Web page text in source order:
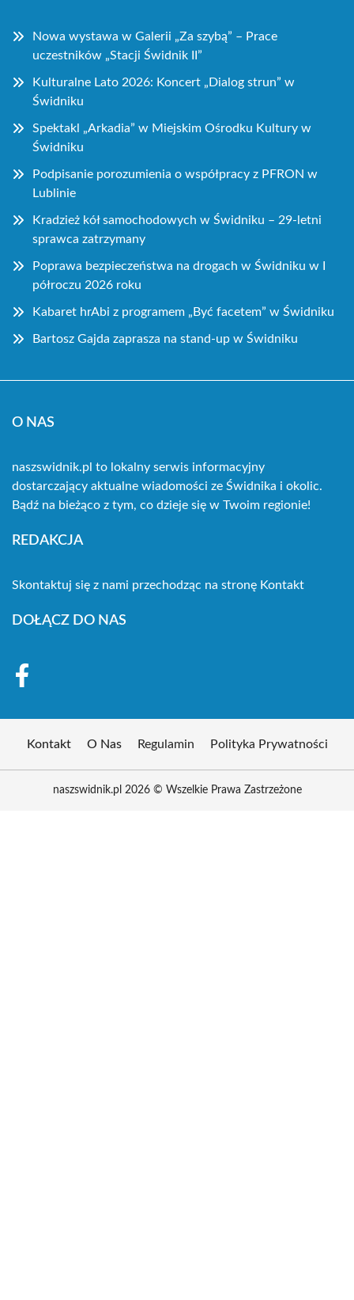
Nowa wystawa w Galerii „Za szybą” – Prace
uczestników „Stacji Świdnik II”
Kulturalne Lato 2026: Koncert „Dialog strun” w
Świdniku
Spektakl „Arkadia” w Miejskim Ośrodku Kultury w
Świdniku
Podpisanie porozumienia o współpracy z PFRON w
Lublinie
Kradzież kół samochodowych w Świdniku – 29-letni
sprawca zatrzymany
Poprawa bezpieczeństwa na drogach w Świdniku w I
półroczu 2026 roku
Kabaret hrAbi z programem „Być facetem” w Świdniku
Bartosz Gajda zaprasza na stand-up w Świdniku
O NAS
naszswidnik.pl to lokalny serwis informacyjny
dostarczający aktualne wiadomości ze Świdnika i okolic.
Bądź na bieżąco z tym, co dzieje się w Twoim regionie!
REDAKCJA
Skontaktuj się z nami przechodząc na stronę Kontakt
DOŁĄCZ DO NAS
Kontakt O Nas Regulamin Polityka Prywatności
naszswidnik.pl 2026 © Wszelkie Prawa Zastrzeżone